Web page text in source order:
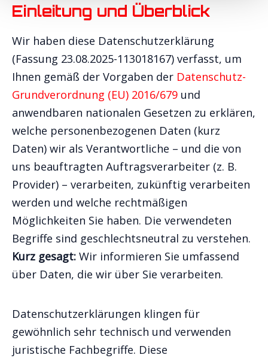
Einleitung und Überblick
Wir haben diese Datenschutzerklärung
(Fassung 23.08.2025-113018167) verfasst, um
Ihnen gemäß der Vorgaben der Datenschutz-
Grundverordnung (EU) 2016/679 und
anwendbaren nationalen Gesetzen zu erklären,
welche personenbezogenen Daten (kurz
Daten) wir als Verantwortliche – und die von
uns beauftragten Auftragsverarbeiter (z. B.
Provider) – verarbeiten, zukünftig verarbeiten
werden und welche rechtmäßigen
Möglichkeiten Sie haben. Die verwendeten
Begriffe sind geschlechtsneutral zu verstehen.
Kurz gesagt: Wir informieren Sie umfassend
über Daten, die wir über Sie verarbeiten.
Datenschutzerklärungen klingen für
gewöhnlich sehr technisch und verwenden
juristische Fachbegriffe. Diese